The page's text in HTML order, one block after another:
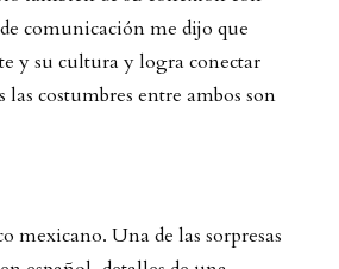
comunicación me dijo que
y su cultura y logra conectar
costumbres entre ambos son
Una de las sorpresas